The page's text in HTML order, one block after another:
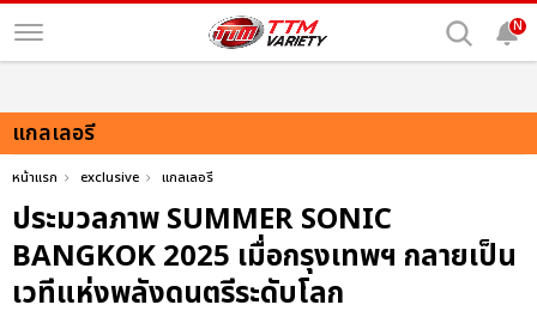
N
แกลเลอรี
หน้าแรก exclusive แกลเลอรี
ประมวลภาพ SUMMER SONIC
BANGKOK 2025 เมื่อกรุงเทพฯ กลายเป็น
เวทีแห่งพลังดนตรีระดับโลก